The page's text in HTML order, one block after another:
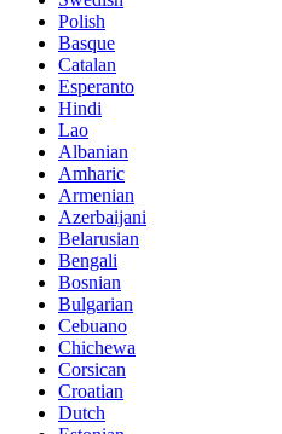
Polish
Basque
Catalan
Esperanto
Hindi
Lao
Albanian
Amharic
Armenian
Azerbaijani
Belarusian
Bengali
Bosnian
Bulgarian
Cebuano
Chichewa
Corsican
Croatian
Dutch